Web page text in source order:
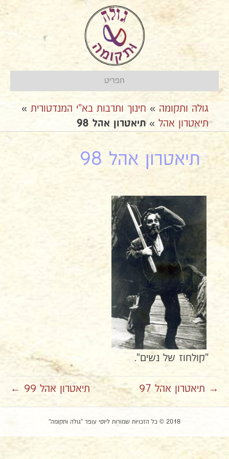
תפריט
גולה ותקומה » חינוך ותרבות בא"י המנדטורית »
תיאטרון אהל » תיאטרון אהל 98
תיאטרון אהל 98
"קולחוז של נשים".
→ תיאטרון אהל 97 תיאטרון אהל 99 ←
2018 © כל הזכויות שמורות ליוסי עופר "גולה ותקומה"